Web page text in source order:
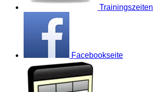
Trainingszeiten
Facebookseite